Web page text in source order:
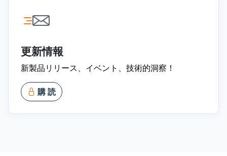
更新情報
新製品リリース、イベント、技術的洞察！
購 読